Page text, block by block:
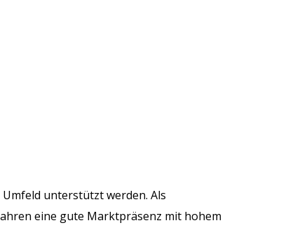
unterstützt werden. Als
eine gute Marktpräsenz mit hohem